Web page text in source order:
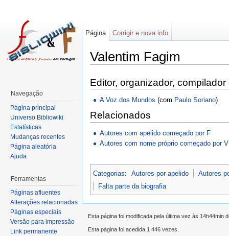
Valentim Fagim
Editor, organizador, compilador
A Voz dos Mundos (com Paulo Soriano)
Relacionados
Autores com apelido começado por F
Autores com nome próprio começado por V
Categorias: Autores por apelido
Autores
Falta parte da biografia
Página Corrigir e nova info
Navegação
Página principal
Universo Bibliowiki
Estatísticas
Mudanças recentes
Página aleatória
Ajuda
Ferramentas
Páginas afluentes
Alterações relacionadas
Páginas especiais
Versão para impressão
Link permanente
Esta página foi modificada pela última vez às 14h44min
Esta página foi acedida 1 446 vezes.